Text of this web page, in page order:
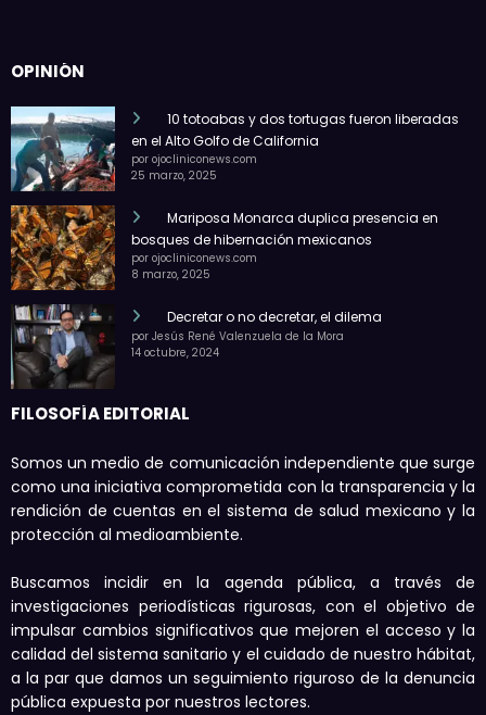
OPINIÓN
10 totoabas y dos tortugas fueron liberadas
en el Alto Golfo de California
por ojocliniconews.com
25 marzo, 2025
Mariposa Monarca duplica presencia en
bosques de hibernación mexicanos
por ojocliniconews.com
8 marzo, 2025
Decretar o no decretar, el dilema
por Jesús René Valenzuela de la Mora
14 octubre, 2024
FILOSOFÍA EDITORIAL
Somos un medio de comunicación independiente que surge
como una iniciativa comprometida con la transparencia y la
rendición de cuentas en el sistema de salud mexicano y la
protección al medioambiente.
Buscamos incidir en la agenda pública, a través de
investigaciones periodísticas rigurosas, con el objetivo de
impulsar cambios significativos que mejoren el acceso y la
calidad del sistema sanitario y el cuidado de nuestro hábitat,
a la par que damos un seguimiento riguroso de la denuncia
pública expuesta por nuestros lectores.